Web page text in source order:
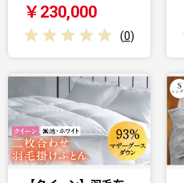
￥230,000
(0)